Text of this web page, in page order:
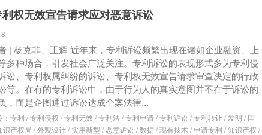
权无效宣告请求应对恶意诉讼
| 杨克非、王辉 近年来，专利诉讼频繁出现在诸如企业融资、上
多种场合，引发社会广泛关注。专利诉讼的表现形式多为专利侵
讼、专利权属纠纷的诉讼、专利权无效宣告请求审查决定的行政
等。在有的专利诉讼中，由于行为人的真实意图并不在于诉讼的
，而是企图通过诉讼达成个案法律...
：专利 /专利侵权 /专利无效 /专利法 /专利申请/专利诉讼/专利转让 / 发明 / 国
识产权局 /外观设计/ 实用新型 /恶意诉讼/数据/现有技术/申请专利 /知识产权 /